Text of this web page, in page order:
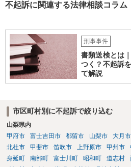
不起訴に関連する法律相談コラム
刑事事件
書類送検とは
つく？不起訴
て解説
市区町村別に不起訴で絞り込む
山梨県内
甲府市
富士吉田市 都留市 山梨市 大月市
北杜市
甲斐市 笛吹市 上野原市 甲州市
身延町
南部町 富士川町 昭和町 道志村